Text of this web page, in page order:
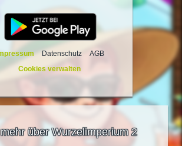
Datenschutz
AGB
Cookies verwalten
über Wurzelimperium 2